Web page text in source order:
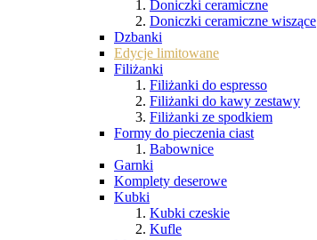
Doniczki ceramiczne
Doniczki ceramiczne wiszące
Dzbanki
Edycje limitowane
Filiżanki
Filiżanki do espresso
Filiżanki do kawy zestawy
Filiżanki ze spodkiem
Formy do pieczenia ciast
Babownice
Garnki
Komplety deserowe
Kubki
Kubki czeskie
Kufle